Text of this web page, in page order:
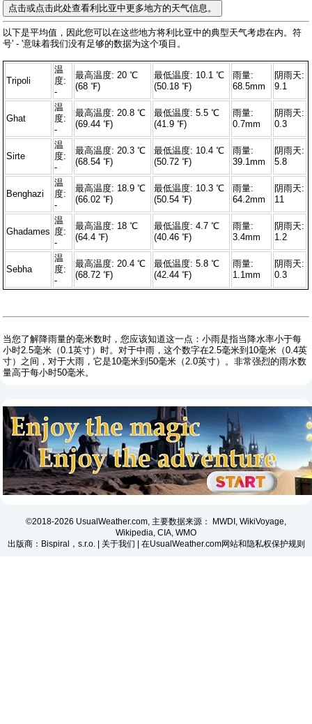
点击或点击此处查看利比亚中更多地方的天气信息。
以下是平均值，因此您可以在这些地方将利比亚中的典型天气考虑在内。符
号' - '意味着我们没有足够的数据为这个项目。
Tripoli
温
度:
-
最高温度: 20 ℃
(68 ℉)
最低温度: 10.1 ℃
(50.18 ℉)
雨量:
68.5mm
阴雨天:
9.1
Ghat
温
度:
-
最高温度: 20.8 ℃
(69.44 ℉)
最低温度: 5.5 ℃
(41.9 ℉)
雨量:
0.7mm
阴雨天:
0.3
Sirte
温
度:
-
最高温度: 20.3 ℃
(68.54 ℉)
最低温度: 10.4 ℃
(50.72 ℉)
雨量:
39.1mm
阴雨天:
5.8
Benghazi
温
度:
-
最高温度: 18.9 ℃
(66.02 ℉)
最低温度: 10.3 ℃
(50.54 ℉)
雨量:
64.2mm
阴雨天:
11
Ghadames
温
度:
-
最高温度: 18 ℃
(64.4 ℉)
最低温度: 4.7 ℃
(40.46 ℉)
雨量:
3.4mm
阴雨天:
1.2
Sebha
温
度:
-
最高温度: 20.4 ℃
(68.72 ℉)
最低温度: 5.8 ℃
(42.44 ℉)
雨量:
1.1mm
阴雨天:
0.3
当您了解降雨量的毫米数时，您应该知道这一点：小雨是指当降水率小于每
小时2.5毫米（0.1英寸）时。对于中雨，这个数字在2.5毫米到10毫米（0.4英
寸）之间，对于大雨，它是10毫米到50毫米（2.0英寸）。非常强烈的雨水数
量高于每小时50毫米。
©2018-2026 UsualWeather.com, 主要数据来源： MWDI, WikiVoyage,
Wikipedia, CIA, WMO
出版商：Bispiral，s.r.o. | 关于我们 | 在UsualWeather.com网站和隐私权保护规则